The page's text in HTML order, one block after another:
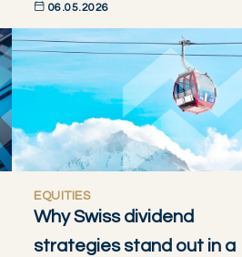
06.05.2026
DÉCOUVRIR MAINTENANT
EQUITIES
Why Swiss dividend
strategies stand out in a